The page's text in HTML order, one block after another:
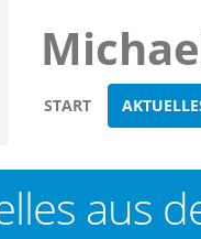
START
aus